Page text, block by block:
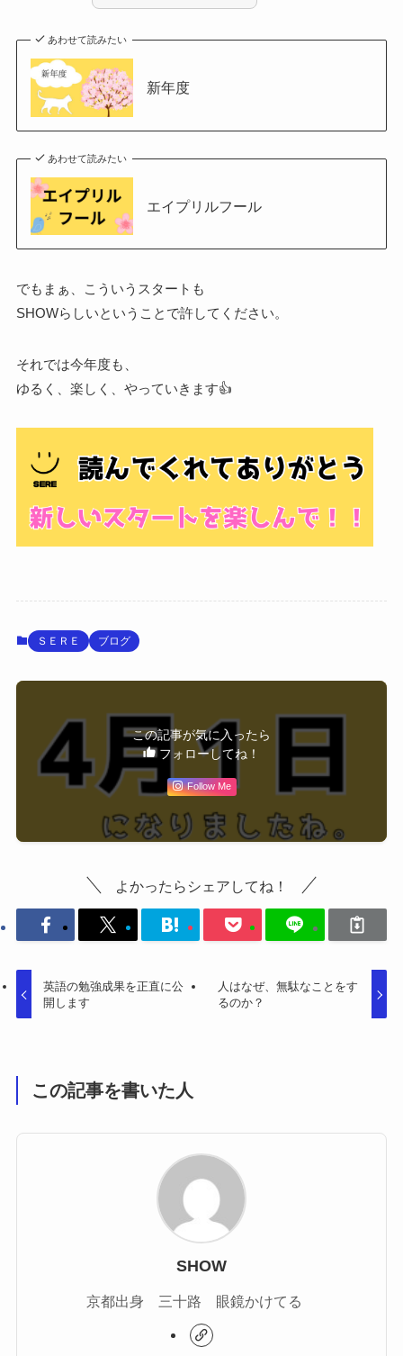
あわせて読みたい
新年度
あわせて読みたい
エイプリルフール
でもまぁ、こういうスタートも
SHOWらしいということで許してください。
それでは今年度も、
ゆるく、楽しく、やっていきます👍
ＳＥＲＥ ブログ
この記事が気に入ったら
フォローしてね！
Follow Me
よかったらシェアしてね！
英語の勉強成果を正直に公
開します
人はなぜ、無駄なことをす
るのか？
この記事を書いた人
SHOW
京都出身 三十路 眼鏡かけてる